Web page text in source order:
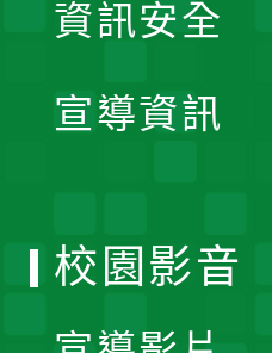
資訊安全
宣導資訊
校園影音